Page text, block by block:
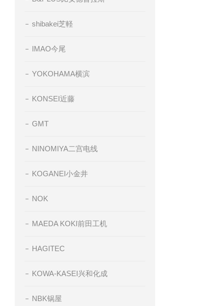
shibakei芝軽
IMAO今尾
YOKOHAMA横滨
KONSEI近藤
GMT
NINOMIYA二宫电线
KOGANEI小金井
NOK
MAEDA KOKI前田工机
HAGITEC
KOWA-KASEI兴和化成
NBK锅屋